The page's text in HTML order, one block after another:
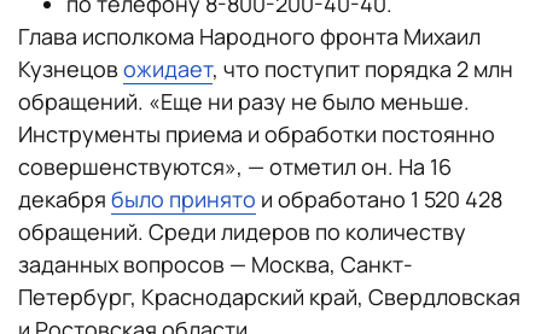
Глава исполкома Народного фронта Михаил
Кузнецов ожидает, что поступит порядка 2 млн
обращений. «Еще ни разу не было меньше.
Инструменты приема и обработки постоянно
совершенствуются», — отметил он. На 16
декабря было принято и обработано 1 520 428
обращений. Среди лидеров по количеству
заданных вопросов — Москва, Санкт-
Петербург, Краснодарский край, Свердловская